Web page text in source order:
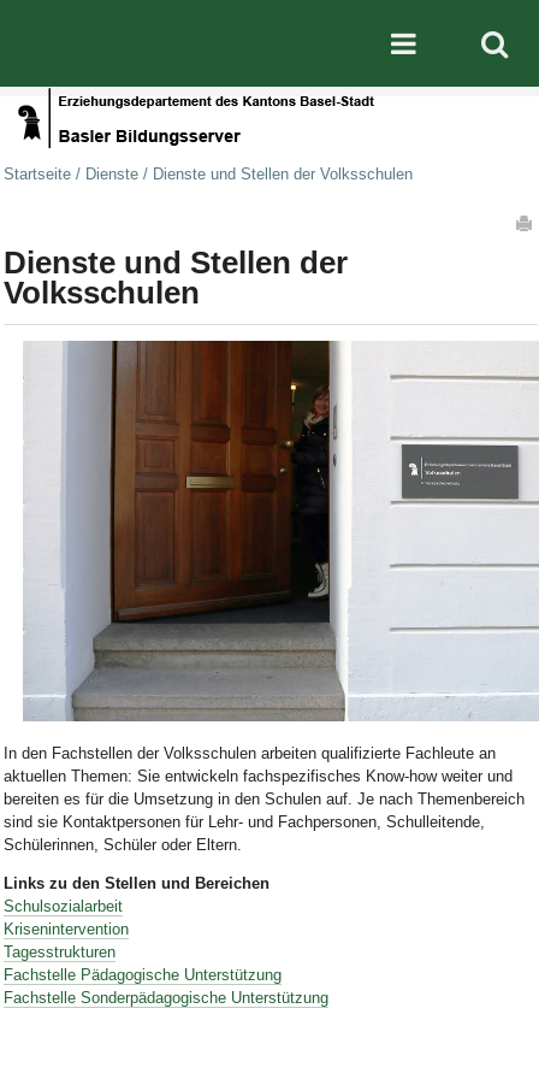
Mobile
Startseite / Dienste / Dienste und Stellen der Volksschulen
Dienste und Stellen der
Volksschulen
In den Fachstellen der Volksschulen arbeiten qualifizierte Fachleute an
aktuellen Themen: Sie entwickeln fachspezifisches Know-how weiter und
bereiten es für die Umsetzung in den Schulen auf. Je nach Themenbereich
sind sie Kontaktpersonen für Lehr- und Fachpersonen, Schulleitende,
Schülerinnen, Schüler oder Eltern.
Links zu den Stellen und Bereichen
Schulsozialarbeit
Krisenintervention
Tagesstrukturen
Fachstelle Pädagogische Unterstützung
Fachstelle Sonderpädagogische Unterstützung